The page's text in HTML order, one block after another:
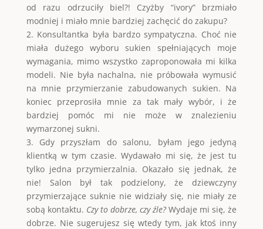
od razu odrzuciły biel?! Czyżby “ivory” brzmiało
modniej i miało mnie bardziej zachęcić do zakupu?
2. Konsultantka była bardzo sympatyczna. Choć nie
miała dużego wyboru sukien spełniających moje
wymagania, mimo wszystko zaproponowała mi kilka
modeli. Nie była nachalna, nie próbowała wymusić
na mnie przymierzanie zabudowanych sukien. Na
koniec przeprosiła mnie za tak mały wybór, i że
bardziej pomóc mi nie może w znalezieniu
wymarzonej sukni.
3. Gdy przyszłam do salonu, byłam jego jedyną
klientką w tym czasie. Wydawało mi się, że jest tu
tylko jedna przymierzalnia. Okazało się jednak, że
nie! Salon był tak podzielony, że dziewczyny
przymierzające suknie nie widziały się, nie miały ze
sobą kontaktu. Czy to dobrze, czy źle?Wydaje mi się, że
dobrze. Nie sugerujesz się wtedy tym, jak ktoś inny